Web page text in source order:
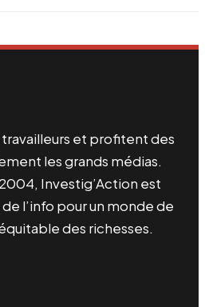
et profitent des
les grands médias.
Investig’Action est
l’info pour un monde de
des richesses.